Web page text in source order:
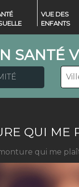
VUE DES
ENFANTS
SANTÉ
QUI ME
qui me